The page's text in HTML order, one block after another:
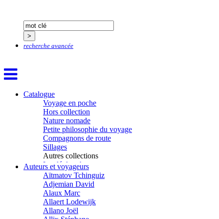
recherche avancée
Catalogue
Voyage en poche
Hors collection
Nature nomade
Petite philosophie du voyage
Compagnons de route
Sillages
Autres collections
La clé des champs
Chemins d’étoiles
Visions
Auteurs et voyageurs
Aïtmatov Tchinguiz
Adjemian David
Alaux Marc
Allaert Lodewijk
Allano Joël